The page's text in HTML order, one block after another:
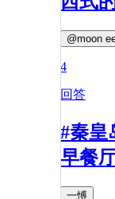
@moon
4
回答
#秦皇
早餐
一愽